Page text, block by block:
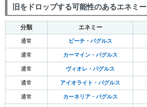
旧をドロップする可能性のあるエネミー
分類 エネミー
通常 ビーチ・パグルス
通常 カーマイン・パグルス
通常 ヴィオレ・パグルス
通常 アイオライト・パグルス
通常 カーネリア・パグルス